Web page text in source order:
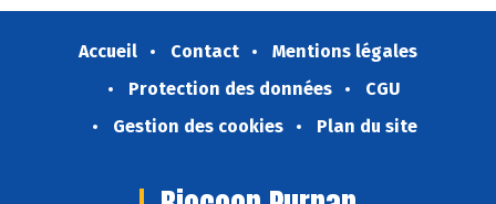
Accueil Contact
Mentions légales
Protection des données
CGU
Gestion des cookies
Plan du site